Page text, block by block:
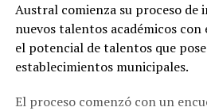
Austral comienza su proceso de
nuevos talentos académicos
el potencial de talentos que
establecimientos municipales.
El proceso comenzó con un